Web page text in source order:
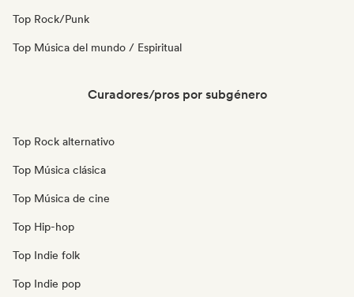
Top Rock/Punk
Top Música del mundo / Espiritual
Curadores/pros por subgénero
Top Rock alternativo
Top Música clásica
Top Música de cine
Top Hip-hop
Top Indie folk
Top Indie pop